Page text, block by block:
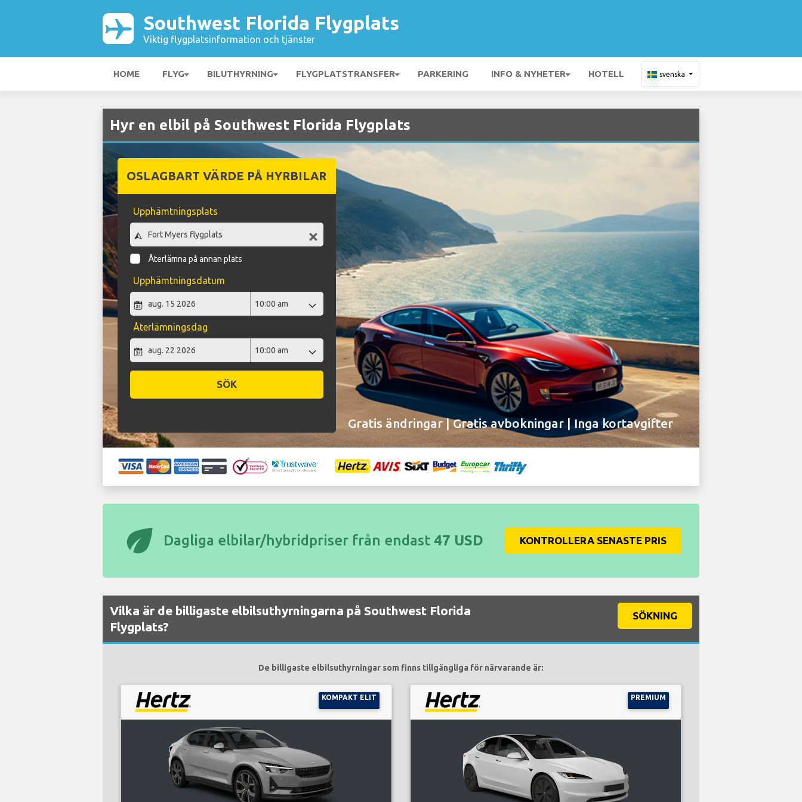
Southwest Florida Flygplats
Viktig flygplatsinformation och tjänster
HOME FLYG BILUTHYRNING FLYGPLATSTRANSFER PARKERING INFO & NYHETER HOTELL svenska
Hyr en elbil på Southwest Florida Flygplats
OSLAGBART VÄRDE PÅ HYRBILAR
Upphämtningsplats
Återlämna på annan plats
Upphämtningsdatum
Återlämningsdag
SÖK
Gratis ändringar | Gratis avbokningar | Inga kortavgifter
eco Dagliga elbilar/hybridpriser från endast 47 USD KONTROLLERA SENASTE PRIS
Vilka är de billigaste elbilsuthyrningarna på Southwest Florida
Flygplats?
SÖKNING
De billigaste elbilsuthyrningar som finns tillgängliga för närvarande är:
KOMPAKT ELIT PREMIUM